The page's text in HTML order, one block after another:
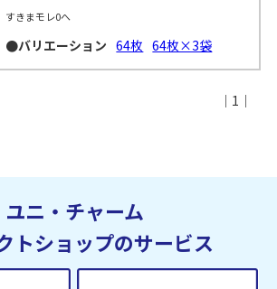
すきまモレ0へ
●バリエーション 64枚 64枚×3袋
｜1｜
ユニ・チャーム
トショップのサービス